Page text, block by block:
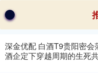
深金优配 白酒T9贵阳密会
酒企定下穿越周期的生死